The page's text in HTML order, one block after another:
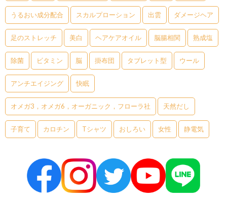
うるおい成分配合 スカルプローション 出雲 ダメージヘア
足のストレッチ 美白 ヘアケアオイル 脳腸相関 熟成塩
除菌 ビタミン 脳 掛布団 タブレット型 ウール
アンチエイジング 快眠
オメガ3，オメガ6，オーガニック，フローラ社 天然だし
子育て カロチン Tシャツ おしろい 女性 静電気